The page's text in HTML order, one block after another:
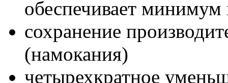
обеспечивает
сохранение
(намокания)
четырехкратное